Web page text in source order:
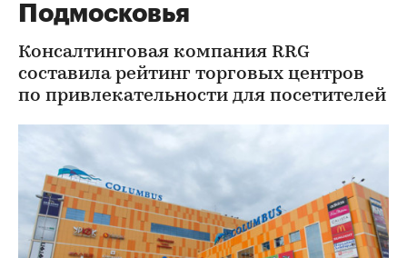
Подмосковья
Консалтинговая компания RRG
составила рейтинг торговых центров
по привлекательности для посетителей